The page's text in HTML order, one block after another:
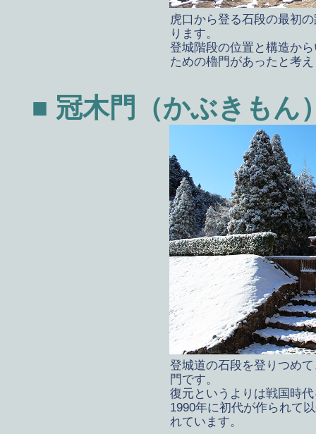
虎口から登る石段の最初
ります。
登城階段の位置と構造か
ための櫓門があったと考
■ 冠木門（かぶきもん
登城道の石段を登りつめ
門です。
復元というよりは戦国時
1990年に初代が作られて
れています。